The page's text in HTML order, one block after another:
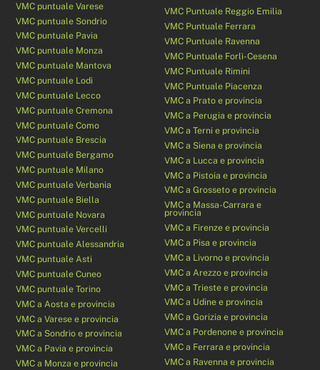
VMC puntuale Varese
VMC puntuale Sondrio
VMC puntuale Pavia
VMC puntuale Monza
VMC puntuale Mantova
VMC puntuale Lodi
VMC puntuale Lecco
VMC puntuale Cremona
VMC puntuale Como
VMC puntuale Brescia
VMC puntuale Bergamo
VMC puntuale Milano
VMC puntuale Verbania
VMC puntuale Biella
VMC puntuale Novara
VMC puntuale Vercelli
VMC puntuale Alessandria
VMC puntuale Asti
VMC puntuale Cuneo
VMC puntuale Torino
VMC a Aosta e provincia
VMC a Varese e provincia
VMC a Sondrio e provincia
VMC a Pavia e provincia
VMC a Monza e provincia
VMC Puntuale Reggio Emilia
VMC Puntuale Ferrara
VMC Puntuale Ravenna
VMC Puntuale Forlì-Cesena
VMC Puntuale Rimini
VMC Puntuale Piacenza
VMC a Prato e provincia
VMC a Perugia e provincia
VMC a Terni e provincia
VMC a Siena e provincia
VMC a Lucca e provincia
VMC a Pistoia e provincia
VMC a Grosseto e provincia
VMC a Massa-Carrara e
provincia
VMC a Firenze e provincia
VMC a Pisa e provincia
VMC a Livorno e provincia
VMC a Arezzo e provincia
VMC a Trieste e provincia
VMC a Udine e provincia
VMC a Gorizia e provincia
VMC a Pordenone e provincia
VMC a Ferrara e provincia
VMC a Ravenna e provincia